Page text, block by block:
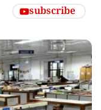
subscribe